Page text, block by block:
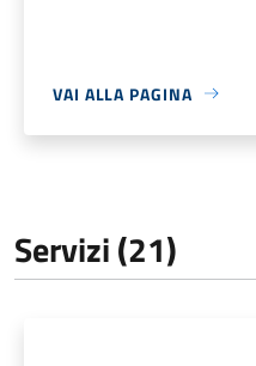
VAI ALLA PAGINA
Servizi (21)